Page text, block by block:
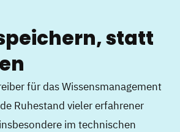
statt
für das Wissensmanagement
Ruhestand vieler erfahrener
im technischen